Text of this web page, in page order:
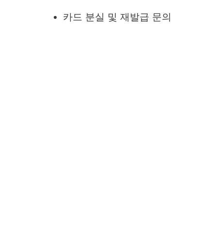
카드 분실 및 재발급 문의